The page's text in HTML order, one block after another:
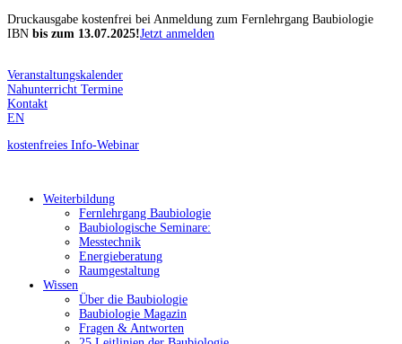
Druckausgabe kostenfrei bei Anmeldung zum Fernlehrgang Baubiologie
IBN bis zum 13.07.2025!Jetzt anmelden
Veranstaltungskalender
Nahunterricht Termine
Kontakt
EN
kostenfreies Info-Webinar
Weiterbildung
Fernlehrgang Baubiologie
Baubiologische Seminare:
Messtechnik
Energieberatung
Raumgestaltung
Wissen
Über die Baubiologie
Baubiologie Magazin
Fragen & Antworten